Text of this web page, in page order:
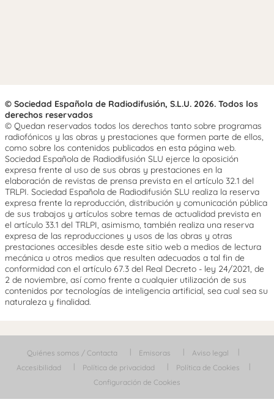
© Sociedad Española de Radiodifusión, S.L.U. 2026. Todos los
derechos reservados
© Quedan reservados todos los derechos tanto sobre programas
radiofónicos y las obras y prestaciones que formen parte de ellos,
como sobre los contenidos publicados en esta página web.
Sociedad Española de Radiodifusión SLU ejerce la oposición
expresa frente al uso de sus obras y prestaciones en la
elaboración de revistas de prensa prevista en el artículo 32.1 del
TRLPI. Sociedad Española de Radiodifusión SLU realiza la reserva
expresa frente la reproducción, distribución y comunicación pública
de sus trabajos y artículos sobre temas de actualidad prevista en
el artículo 33.1 del TRLPI, asimismo, también realiza una reserva
expresa de las reproducciones y usos de las obras y otras
prestaciones accesibles desde este sitio web a medios de lectura
mecánica u otros medios que resulten adecuados a tal fin de
conformidad con el artículo 67.3 del Real Decreto - ley 24/2021, de
2 de noviembre, así como frente a cualquier utilización de sus
contenidos por tecnologías de inteligencia artificial, sea cual sea su
naturaleza y finalidad.
Quiénes somos / Contacta Emisoras
Aviso legal
Accesibilidad
Política de privacidad
Política de Cookies
Configuración de Cookies